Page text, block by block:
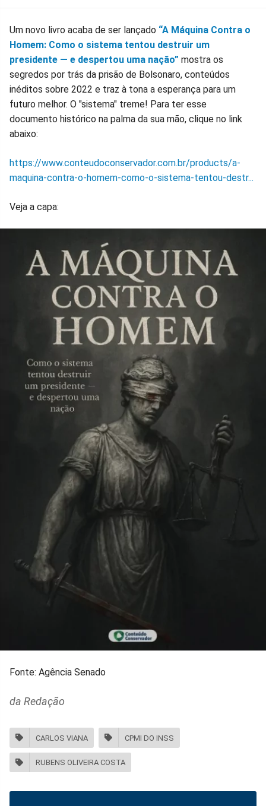
Um novo livro acaba de ser lançado “A Máquina Contra o
Homem: Como o sistema tentou destruir um
presidente — e despertou uma nação” mostra os
segredos por trás da prisão de Bolsonaro, conteúdos
inéditos sobre 2022 e traz à tona a esperança para um
futuro melhor. O "sistema" treme! Para ter esse
documento histórico na palma da sua mão, clique no link
abaixo:
https://www.conteudoconservador.com.br/products/a-
maquina-contra-o-homem-como-o-sistema-tentou-destr...
Veja a capa:
Fonte: Agência Senado
da Redação
CARLOS VIANA CPMI DO INSS
RUBENS OLIVEIRA COSTA